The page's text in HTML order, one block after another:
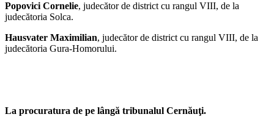
Popovici Cornelie, judecător de district cu rangul VIII, de la
judecătoria Solca.
Hausvater Maximilian, judecător de district cu rangul VIII, de la
judecătoria Gura-Homorului.
La procuratura de pe lângă tribunalul Cernăuţi.